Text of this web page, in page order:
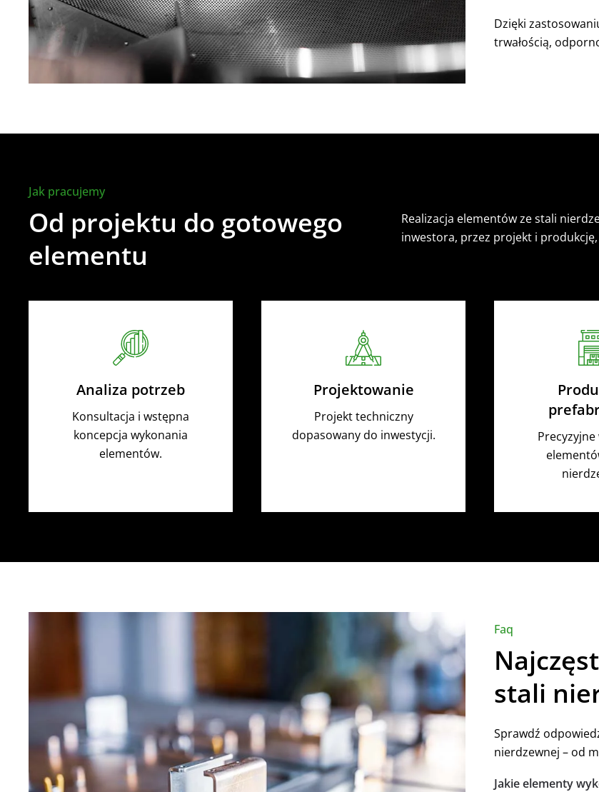
Dzięki
trwałością,
Jak pracujemy
Od projektu do gotowego
elementu
Realizacja elementów ze stali
inwestora, przez projekt i
Analiza potrzeb
Konsultacja i wstępna
koncepcja wykonania
elementów.
Projektowanie
Projekt techniczny
dopasowany do inwestycji.
Faq
stali
Sprawdź
nierdzewnej – od
Jakie elementy